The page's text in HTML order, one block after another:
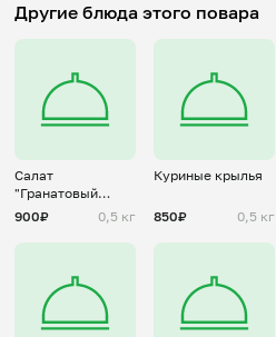
Другие блюда этого повара
Салат
"Гранатовый
браслет"
900₽ 0,5 кг
Куриные крылья
850₽ 0,5 кг